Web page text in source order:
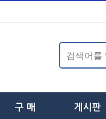
구 매
게시판